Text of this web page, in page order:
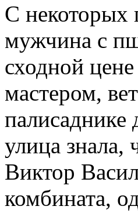
С некоторых
мужчина с
сходной
мастером,
палисаднике
улица знала,
Виктор
комбината,